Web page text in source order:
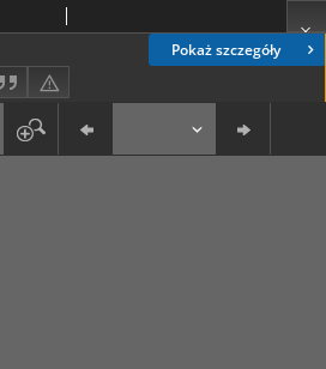
Pokaż szczegóły